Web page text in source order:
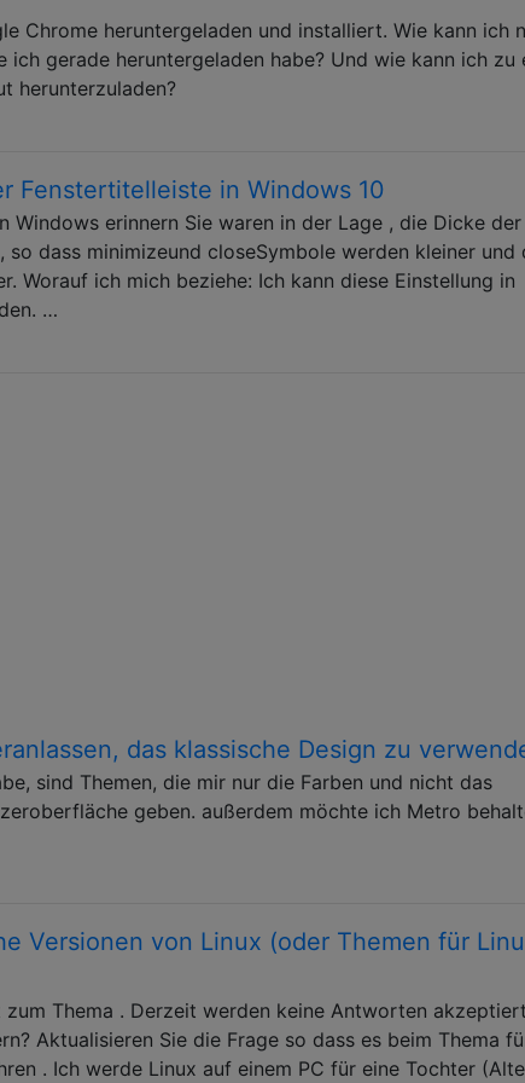
Chrome heruntergeladen und installiert. Wie kann ich
ich gerade heruntergeladen habe? Und wie kann ich zu
herunterzuladen?
Fenstertitelleiste in Windows 10
Windows erinnern Sie waren in der Lage , die Dicke der
so dass minimizeund closeSymbole werden kleiner und
Worauf ich mich beziehe: Ich kann diese Einstellung in
…
das klassische Design zu
sind Themen, die mir nur die Farben und nicht das
geben. außerdem möchte ich Metro
Versionen von Linux (oder Themen für
zum Thema . Derzeit werden keine Antworten
Aktualisieren Sie die Frage so dass es beim Thema
. Ich werde Linux auf einem PC für eine Tochter